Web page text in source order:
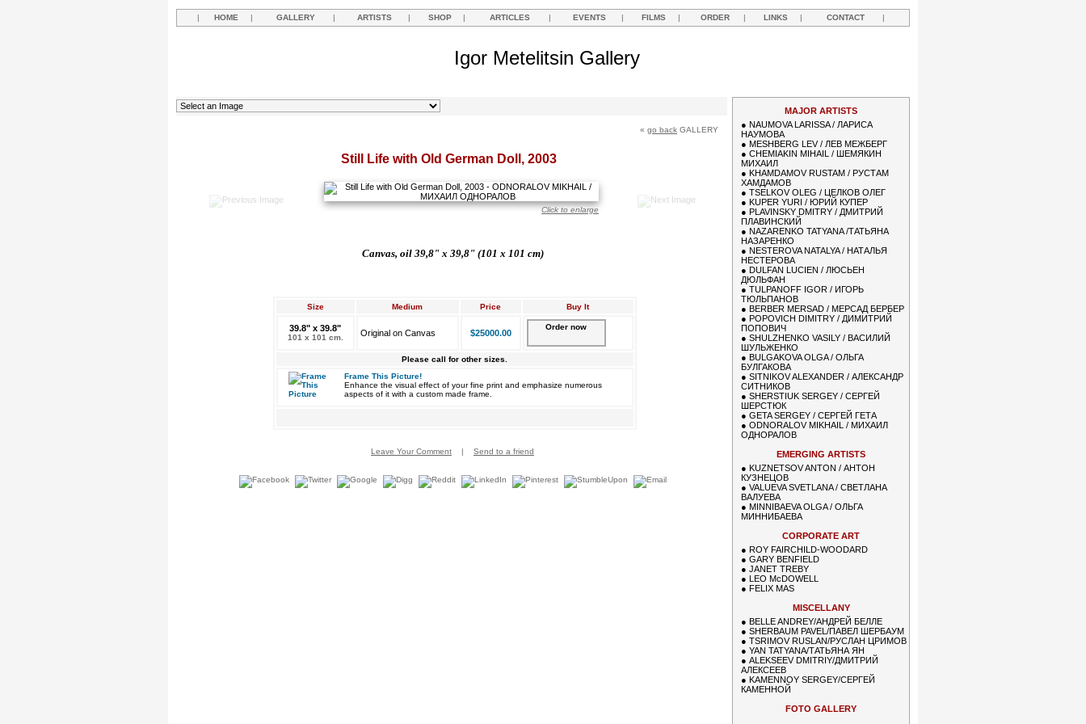
| HOME | GALLERY | ARTISTS | SHOP | ARTICLES | EVENTS | FILMS | ORDER | LINKS | CONTACT |
Igor Metelitsin Gallery
« go back GALLERY
Still Life with Old German Doll, 2003
Click to enlarge
Canvas, oil 39,8" x 39,8" (101 x 101 cm)
Size Medium Price Buy It
39.8" x 39.8"
101 x 101 cm. Original on Canvas $25000.00
Order now
Please call for other sizes.
Frame This Picture!
Enhance the visual effect of your fine print and emphasize numerous
aspects of it with a custom made frame.
Leave Your Comment | Send to a friend
MAJOR ARTISTS
● NAUMOVA LARISSA / ЛАРИСА
НАУМОВА
● MESHBERG LEV / ЛЕВ МЕЖБЕРГ
● CHEMIAKIN MIHAIL / ШЕМЯКИН
МИХАИЛ
● KHAMDAMOV RUSTAM / РУСТАМ
ХАМДАМОВ
● TSELKOV OLEG / ЦЕЛКОВ ОЛЕГ
● KUPER YURI / ЮРИЙ КУПЕР
● PLAVINSKY DMITRY / ДМИТРИЙ
ПЛАВИНСКИЙ
● NAZARENKO TATYANA /ТАТЬЯНА
НАЗАРЕНКО
● NESTEROVA NATALYA / НАТАЛЬЯ
НЕСТЕРОВА
● DULFAN LUCIEN / ЛЮСЬЕН
ДЮЛЬФАН
● TULPANOFF IGOR / ИГОРЬ
ТЮЛЬПАНОВ
● BERBER MERSAD / МЕРСАД БЕРБЕР
● POPOVICH DIMITRY / ДИМИТРИЙ
ПОПОВИЧ
● SHULZHENKO VASILY / ВАСИЛИЙ
ШУЛЬЖЕНКО
● BULGAKOVA OLGA / ОЛЬГА
БУЛГАКОВА
● SITNIKOV ALEXANDER / АЛЕКСАНДР
СИТНИКОВ
● SHERSTIUK SERGEY / СЕРГЕЙ
ШЕРСТЮК
● GETA SERGEY / СЕРГЕЙ ГЕТА
● ODNORALOV MIKHAIL / МИХАИЛ
ОДНОРАЛОВ
EMERGING ARTISTS
● KUZNETSOV ANTON / АНТОН
КУЗНЕЦОВ
● VALUEVA SVETLANA / СВЕТЛАНА
ВАЛУЕВА
● MINNIBAEVA OLGA / ОЛЬГА
МИННИБАЕВА
CORPORATE ART
● ROY FAIRCHILD-WOODARD
● GARY BENFIELD
● JANET TREBY
● LEO McDOWELL
● FELIX MAS
MISCELLANY
● BELLE ANDREY/АНДРЕЙ БЕЛЛЕ
● SHERBAUM PAVEL/ПАВЕЛ ШЕРБАУМ
● TSRIMOV RUSLAN/РУСЛАН ЦРИМОВ
● YAN TATYANA/ТАТЬЯНА ЯН
● ALEKSEEV DMITRIY/ДМИТРИЙ
АЛЕКСЕЕВ
● KAMENNOY SERGEY/СЕРГЕЙ
КАМЕННОЙ
FOTO GALLERY